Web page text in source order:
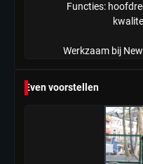
Functies:
Werkzaam bij
Even voorstellen